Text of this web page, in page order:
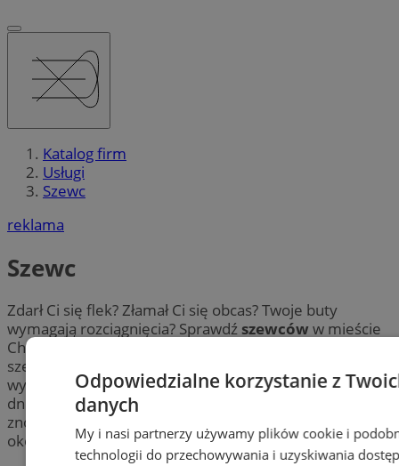
Katalog firm
Usługi
Szewc
reklama
Szewc
Zdarł Ci się flek? Złamał Ci się obcas? Twoje buty
wymagają rozciągnięcia? Sprawdź szewców w mieście
Chorzów. Znajdź fachowców w Chorzowie, którzy usługi
szewskie takie jak: naprawa i konserwacja obuwia,
wymiana fleków, czy czyszczenie wykonują każdego
dnia. Ich doświadczenie pozwoli Ci w krótkim czasie
znów cieszyć się butami – wybierz swojego
okolicy Chorzów.
Odpowiedzialne korzystanie z
danych
My i nasi partnerzy używamy plików cookie i
technologii do przechowywania i uzyskiwania